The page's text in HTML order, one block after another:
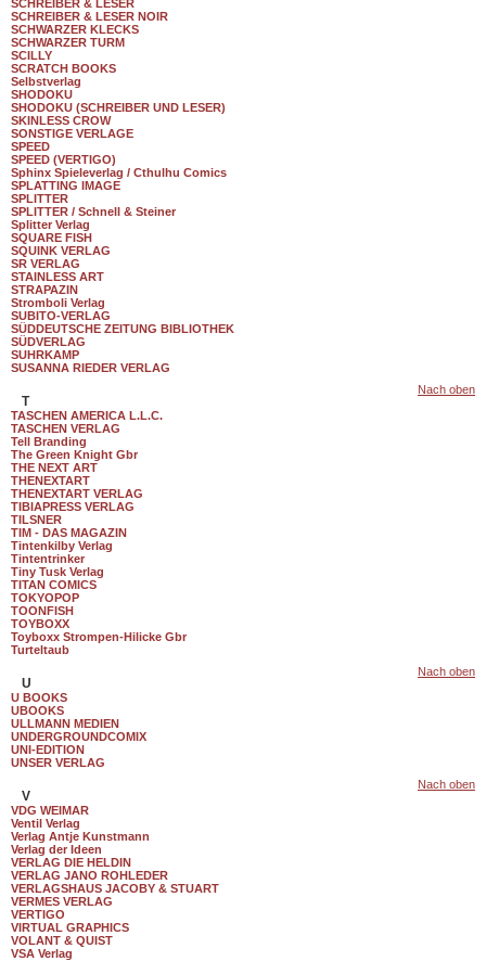
SCHREIBER & LESER
SCHREIBER & LESER NOIR
SCHWARZER KLECKS
SCHWARZER TURM
SCILLY
SCRATCH BOOKS
Selbstverlag
SHODOKU
SHODOKU (SCHREIBER UND LESER)
SKINLESS CROW
SONSTIGE VERLAGE
SPEED
SPEED (VERTIGO)
Sphinx Spieleverlag / Cthulhu Comics
SPLATTING IMAGE
SPLITTER
SPLITTER / Schnell & Steiner
Splitter Verlag
SQUARE FISH
SQUINK VERLAG
SR VERLAG
STAINLESS ART
STRAPAZIN
Stromboli Verlag
SUBITO-VERLAG
SÜDDEUTSCHE ZEITUNG BIBLIOTHEK
SÜDVERLAG
SUHRKAMP
SUSANNA RIEDER VERLAG
Nach oben
T
TASCHEN AMERICA L.L.C.
TASCHEN VERLAG
Tell Branding
The Green Knight Gbr
THE NEXT ART
THENEXTART
THENEXTART VERLAG
TIBIAPRESS VERLAG
TILSNER
TIM - DAS MAGAZIN
Tintenkilby Verlag
Tintentrinker
Tiny Tusk Verlag
TITAN COMICS
TOKYOPOP
TOONFISH
TOYBOXX
Toyboxx Strompen-Hilicke Gbr
Turteltaub
Nach oben
U
U BOOKS
UBOOKS
ULLMANN MEDIEN
UNDERGROUNDCOMIX
UNI-EDITION
UNSER VERLAG
Nach oben
V
VDG WEIMAR
Ventil Verlag
Verlag Antje Kunstmann
Verlag der Ideen
VERLAG DIE HELDIN
VERLAG JANO ROHLEDER
VERLAGSHAUS JACOBY & STUART
VERMES VERLAG
VERTIGO
VIRTUAL GRAPHICS
VOLANT & QUIST
VSA Verlag